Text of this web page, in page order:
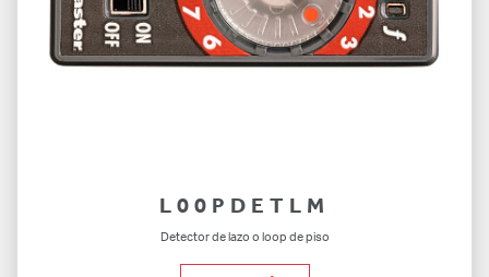
L00PDETLM
Detector de lazo o loop de piso